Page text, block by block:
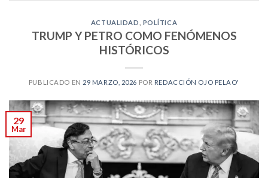
ACTUALIDAD POLÍTICA
TRUMP Y PETRO COMO FENÓMENOS
HISTÓRICOS
PUBLICADO EN 29 MARZO, 2026 POR REDACCIÓN OJO PELAO'
29
Mar